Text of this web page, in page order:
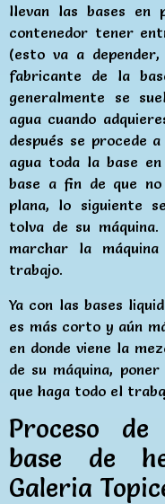
llevan las bases en
contenedor tener
(esto va a
fabricante de la
generalmente se
agua cuando
después se procede
agua toda la base
base a fin de que
plana, lo siguiente
tolva de su
marchar la
trabajo.
Ya con las bases
es más corto y aún
en donde viene la
de su máquina,
que haga todo el
Proceso
base de
Galeria